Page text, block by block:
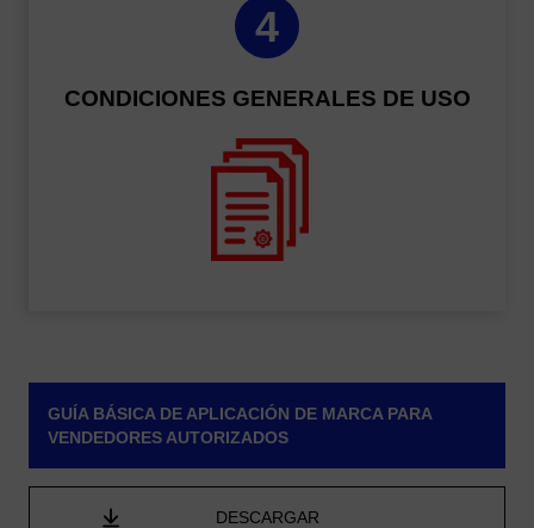
4
CONDICIONES GENERALES DE USO
GUÍA BÁSICA DE APLICACIÓN DE MARCA PARA
VENDEDORES AUTORIZADOS
DESCARGAR